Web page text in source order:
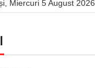
Miercuri 5 August 2026